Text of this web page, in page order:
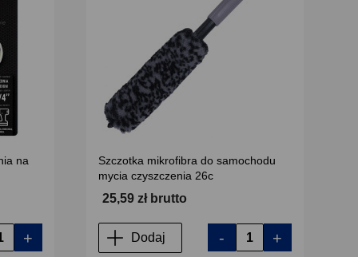
na
+
Szczotka mikrofibra do samochodu
mycia czyszczenia 26c
25,59 zł brutto
Dodaj - +